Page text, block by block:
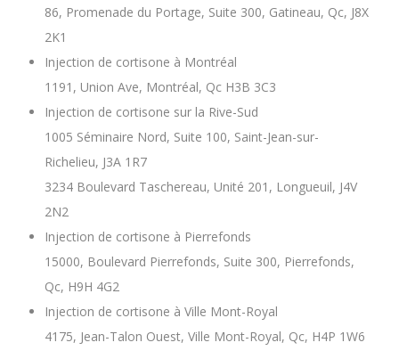
86, Promenade du Portage, Suite 300, Gatineau, Qc, J8X
2K1
Injection de cortisone à Montréal
1191, Union Ave, Montréal, Qc H3B 3C3
Injection de cortisone sur la Rive-Sud
1005 Séminaire Nord, Suite 100, Saint-Jean-sur-
Richelieu, J3A 1R7
3234 Boulevard Taschereau, Unité 201, Longueuil, J4V
2N2
Injection de cortisone à Pierrefonds
15000, Boulevard Pierrefonds, Suite 300, Pierrefonds,
Qc, H9H 4G2
Injection de cortisone à Ville Mont-Royal
4175, Jean-Talon Ouest, Ville Mont-Royal, Qc, H4P 1W6